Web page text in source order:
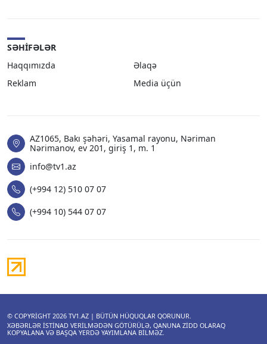
SƏHIFƏLƏR
Haqqımızda
Əlaqə
Reklam
Media üçün
AZ1065, Bakı şəhəri, Yasamal rayonu, Nəriman
Nərimanov, ev 201, giriş 1, m. 1
info@tv1.az
(+994 12) 510 07 07
(+994 10) 544 07 07
© COPYRIGHT 2026 TV1.AZ | BÜTÜN HÜQUQLAR QORUNUR.
XƏBƏRLƏR ISTINAD VERILMƏDƏN GÖTÜRÜLƏ, QANUNA ZIDD OLARAQ
KOPYALANA VƏ BAŞQA YERDƏ YAYIMLANA BILMƏZ.